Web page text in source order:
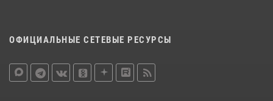
ОФИЦИАЛЬНЫЕ СЕТЕВЫЕ РЕСУРСЫ